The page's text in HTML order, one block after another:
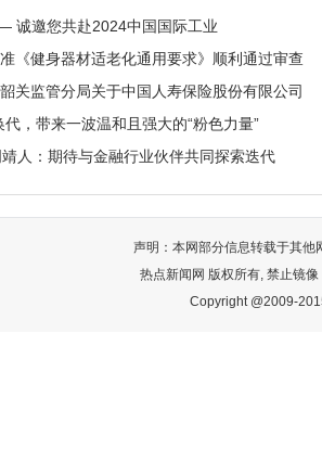
诚邀您共赴2024中国国际工业
《健身器材适老化通用要求》顺利通过审查
关监管分局关于中国人寿保险股份有限公司
，带来一波温和且强大的“粉色力量”
人：期待与金融行业伙伴共同探索迭代
声明：本网部分信息转载于其他
热点新闻网 版权所有, 禁止镜
Copyright @2009-